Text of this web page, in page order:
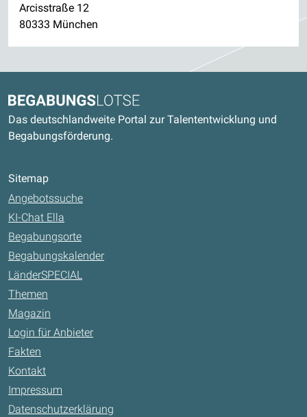
Arcisstraße 12
80333 München
Begabungslotse
Das deutschlandweite Portal zur Talententwicklung und
Begabungsförderung.
Sitemap
Angebotssuche
KI-Chat Ella
Begabungsorte
Begabungskalender
LänderSPECIAL
Themen
Magazin
Login für Anbieter
Fakten
Kontakt
Impressum
Datenschutzerklärung